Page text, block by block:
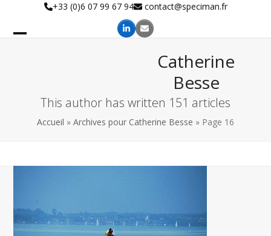
content
+33 (0)6 07 99 67 94 contact@speciman.fr
Catherine
Besse
This author has written 151 articles
Accueil » Archives pour Catherine Besse » Page 16